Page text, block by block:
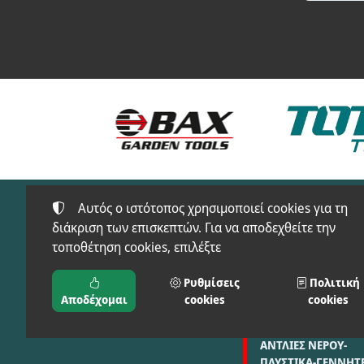
ΜΠΑΞΕΒΑΝΟΣ Φ. & Μ.
FT-
ΑΝΤΛΙΕΣ ΝΕΡΟΥ-
Αυτός ο ιστότοπος χρησιμοποιεί cookies για τη
διάκριση των επισκεπτών. Για να αποδεχθείτε την
τοποθέτηση cookies, επιλέξτε
Αποδέχομαι
Ρυθμίσεις
cookies
Πολιτική
cookies